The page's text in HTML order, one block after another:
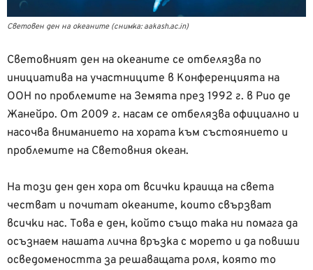
Световен ден на океаните (снимка: aakash.ac.in)
Световният ден на океаните се отбелязва по
инициатива на участниците в Конференцията на
ООН по проблемите на Земята през 1992 г. в Рио де
Жанейро. От 2009 г. насам се отбелязва официално и
насочва вниманието на хората към състоянието и
проблемите на Световния океан.
На този ден ден хора от всички краища на света
честват и почитат океаните, които свързват
всички нас. Това е ден, който също така ни помага да
осъзнаем нашата лична връзка с морето и да повиши
осведомеността за решаващата роля, която то